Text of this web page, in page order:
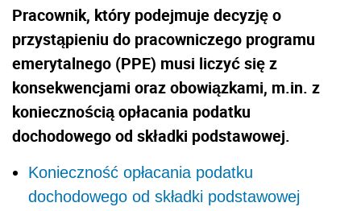
Pracownik, który podejmuje decyzję o
przystąpieniu do pracowniczego programu
emerytalnego (PPE) musi liczyć się z
konsekwencjami oraz obowiązkami, m.in. z
koniecznością opłacania podatku
dochodowego od składki podstawowej.
Konieczność opłacania podatku
dochodowego od składki podstawowej